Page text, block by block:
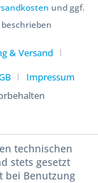
und ggf.
& Versand
Impressum
technischen
stets gesetzt
bei Benutzung